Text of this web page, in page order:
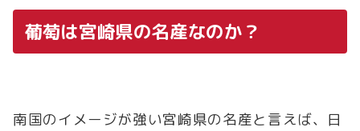
葡萄は宮崎県の名産なのか？
南国のイメージが強い宮崎県の名産と言えば、日